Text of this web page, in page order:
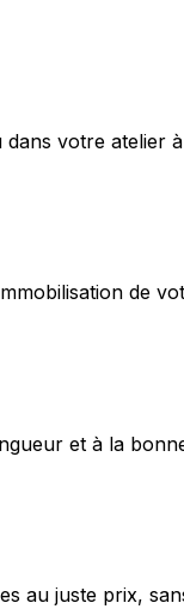
votre atelier
de
et à la
au juste prix,